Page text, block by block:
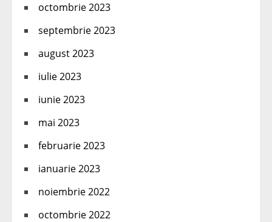
octombrie 2023
septembrie 2023
august 2023
iulie 2023
iunie 2023
mai 2023
februarie 2023
ianuarie 2023
noiembrie 2022
octombrie 2022